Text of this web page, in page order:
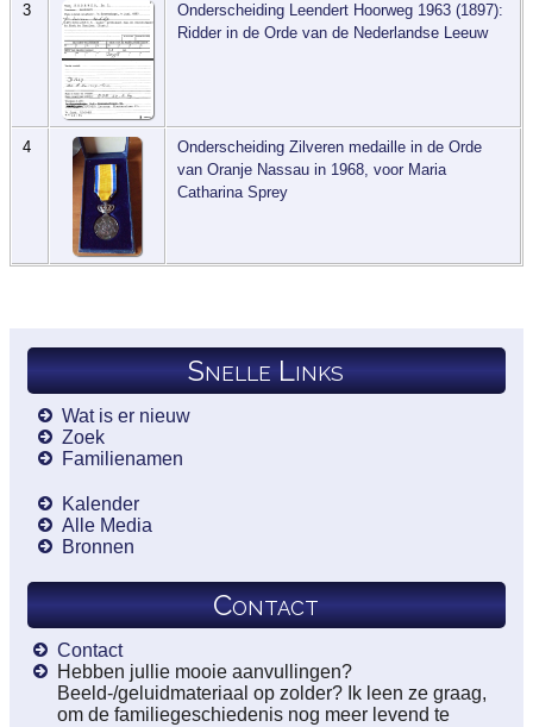
3
Onderscheiding Leendert Hoorweg 1963 (1897):
Ridder in de Orde van de Nederlandse Leeuw
4
Onderscheiding Zilveren medaille in de Orde
van Oranje Nassau in 1968, voor Maria
Catharina Sprey
Snelle Links
Wat is er nieuw
Zoek
Familienamen
Kalender
Alle Media
Bronnen
Contact
Contact
Hebben jullie mooie aanvullingen?
Beeld-/geluidmateriaal op zolder? Ik leen ze graag,
om de familiegeschiedenis nog meer levend te